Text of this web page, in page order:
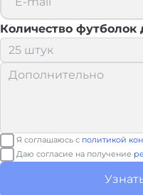
Количество футболок
Я соглашаюсь с политикой
Даю согласие на получение